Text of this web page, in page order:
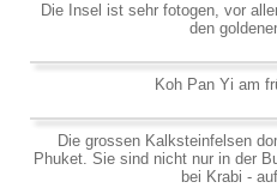
Die Insel ist sehr fotogen, vor
den
Koh Pan Yi am
Die grossen Kalksteinfelsen
Phuket. Sie sind nicht nur in der
bei Krabi -